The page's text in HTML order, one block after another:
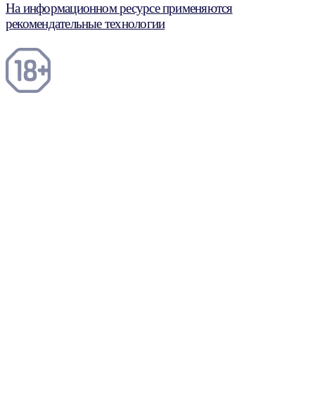
На информационном ресурсе применяются
рекомендательные технологии